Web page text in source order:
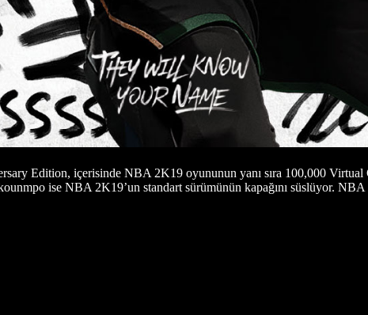
Edition, içerisinde NBA 2K19 oyununun yanı sıra 100,000
ise NBA 2K19’un standart sürümünün kapağını süslüyor.